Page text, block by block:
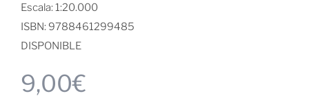
Escala: 1:20.000
ISBN: 9788461299485
DISPONIBLE
9,00€